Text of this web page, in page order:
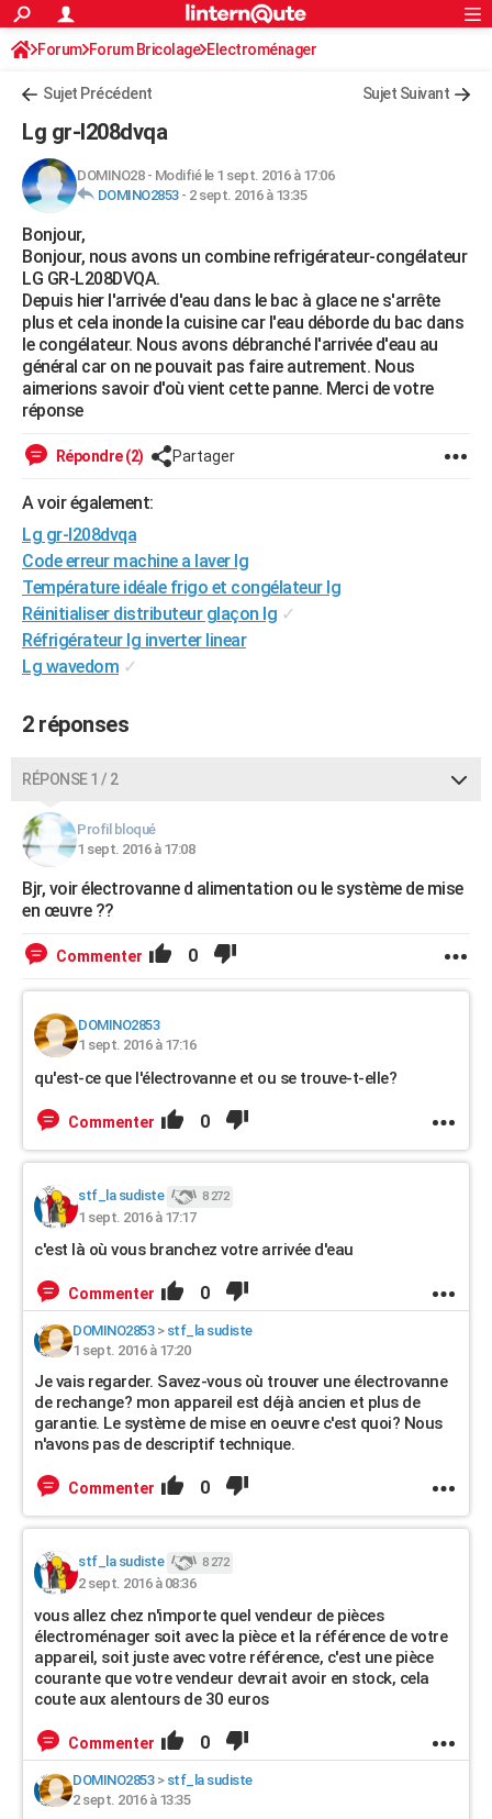
ACTUALITÉS
Politique
Société
Faits Divers
Education
Monde
Villes
+
FINANCE
Retraite
Impôts
Epargne
Immobilier
Risques naturels par ville
Banque
Assurance
Crédit
AUTO
Essais
Réserver un essai
Citadines
Berlines
SUV
Forum auto
+HIGH-TECH
Mobiles
Meilleur smartphone
Internet
Ordinateurs
Jeux vidéo
Guide high-tech
+BRICOLAGE
Forum
Aménagement intérieur
Extérieur
Cuisine
Salle de bains
Jardinage
Rangement
WEEK-END
Guides de France
Escapades
Patrimoine
Expositions
Musées
Week-end nature
+LIFESTYLE
Art de vivre
Bien-être
Loisirs
ModeModes de vie
Alimentation
Guide de la santé
Maladies
Médicaments
Sommeil
Destinations
City break
Voyage nature
Voyage de noces
Forum
Climat
+
GUIDES D'ACHAT
BONS PLANS
CARTE DE VOEUX
Dictionnaire
Biographies
Citations
Expressions
Proverbes
PROGRAMME TV
COPAINS D'AVANT
S'inscrire
Se connecter
Lycées
Collèges
Primaires
Universités
Entreprises
Service militaire
Avis de recherche
AVIS DE DÉCÈS
Bricolage
Lifestyle
Culture
Sport
Auto
Television
Voyage
Cinema
S'inscrire
Connexion
Forum Forum Bricolage Electroménager
Sujet Précédent Sujet Suivant
Lg gr-l208dvqa
DOMINO28- Modifié le 1 sept. 2016 à 17:06
DOMINO2853- 2 sept. 2016 à 13:35
Bonjour,
Bonjour, nous avons un combine refrigérateur-congélateur
LG GR-L208DVQA.
Depuis hier l'arrivée d'eau dans le bac à glace ne s'arrête
plus et cela inonde la cuisine car l'eau déborde du bac dans
le congélateur. Nous avons débranché l'arrivée d'eau au
général car on ne pouvait pas faire autrement. Nous
aimerions savoir d'où vient cette panne. Merci de votre
réponse
Répondre (2) Partager
A voir également:
Lg gr-l208dvqa
Code erreur machine a laver lg
Température idéale frigo et congélateur lg
Réinitialiser distributeur glaçon lg ✓
Réfrigérateur lg inverter linear
Lg wavedom ✓
2 réponses
RÉPONSE 1 / 2
Profil bloqué
1 sept. 2016 à 17:08
Bjr, voir électrovanne d alimentation ou le système de mise
en œuvre ??
Commenter 0
DOMINO2853
1 sept. 2016 à 17:16
qu'est-ce que l'électrovanne et ou se trouve-t-elle?
Commenter 0
stf_la sudiste 8 272
1 sept. 2016 à 17:17
c'est là où vous branchez votre arrivée d'eau
Commenter 0
DOMINO2853> stf_la sudiste
1 sept. 2016 à 17:20
Je vais regarder. Savez-vous où trouver une électrovanne
de rechange? mon appareil est déjà ancien et plus de
garantie. Le système de mise en oeuvre c'est quoi? Nous
n'avons pas de descriptif technique.
Commenter 0
stf_la sudiste 8 272
2 sept. 2016 à 08:36
vous allez chez n'importe quel vendeur de pièces
électroménager soit avec la pièce et la référence de votre
appareil, soit juste avec votre référence, c'est une pièce
courante que votre vendeur devrait avoir en stock, cela
coute aux alentours de 30 euros
Commenter 0
DOMINO2853> stf_la sudiste
2 sept. 2016 à 13:35